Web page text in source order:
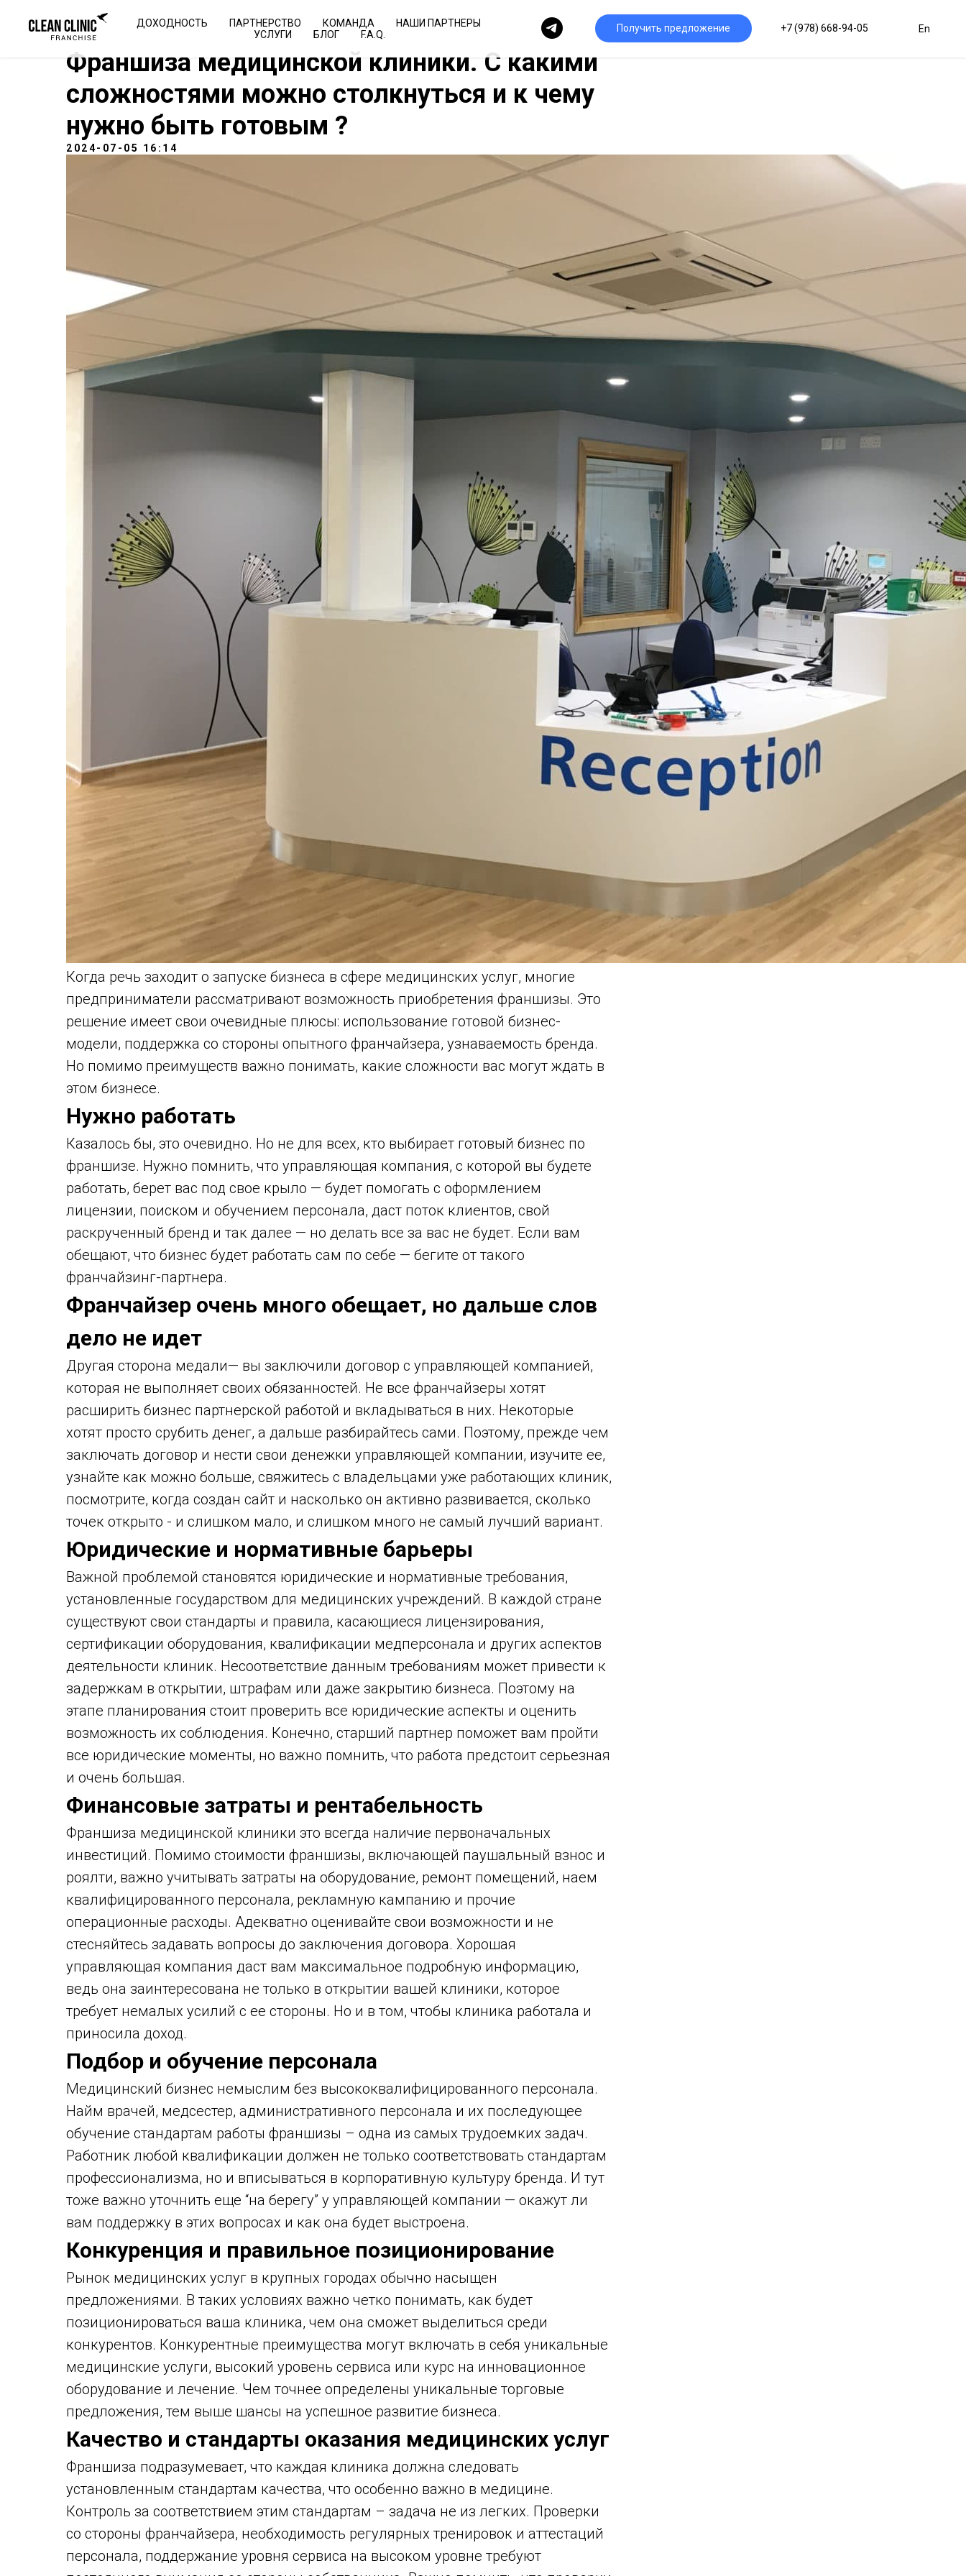
ДОХОДНОСТЬ ПАРТНЕРСТВО КОМАНДА
НАШИ ПАРТНЕРЫ
УСЛУГИ
БЛОГ F.A.Q.
Получить предложение +7 (978) 668-94-05 En
Франшиза медицинской клиники. С какими
сложностями можно столкнуться и к чему
нужно быть готовым ?
2024-07-05 16:14
Когда речь заходит о запуске бизнеса в сфере медицинских услуг, многие
предприниматели рассматривают возможность приобретения франшизы. Это
решение имеет свои очевидные плюсы: использование готовой бизнес-
модели, поддержка со стороны опытного франчайзера, узнаваемость бренда.
Но помимо преимуществ важно понимать, какие сложности вас могут ждать в
этом бизнесе.
Нужно работать
Казалось бы, это очевидно. Но не для всех, кто выбирает готовый бизнес по
франшизе. Нужно помнить, что управляющая компания, с которой вы будете
работать, берет вас под свое крыло — будет помогать с оформлением
лицензии, поиском и обучением персонала, даст поток клиентов, свой
раскрученный бренд и так далее — но делать все за вас не будет. Если вам
обещают, что бизнес будет работать сам по себе — бегите от такого
франчайзинг-партнера.
Франчайзер очень много обещает, но дальше слов
дело не идет
Другая сторона медали— вы заключили договор с управляющей компанией,
которая не выполняет своих обязанностей. Не все франчайзеры хотят
расширить бизнес партнерской работой и вкладываться в них. Некоторые
хотят просто срубить денег, а дальше разбирайтесь сами. Поэтому, прежде чем
заключать договор и нести свои денежки управляющей компании, изучите ее,
узнайте как можно больше, свяжитесь с владельцами уже работающих клиник,
посмотрите, когда создан сайт и насколько он активно развивается, сколько
точек открыто - и слишком мало, и слишком много не самый лучший вариант.
Юридические и нормативные барьеры
Важной проблемой становятся юридические и нормативные требования,
установленные государством для медицинских учреждений. В каждой стране
существуют свои стандарты и правила, касающиеся лицензирования,
сертификации оборудования, квалификации медперсонала и других аспектов
деятельности клиник. Несоответствие данным требованиям может привести к
задержкам в открытии, штрафам или даже закрытию бизнеса. Поэтому на
этапе планирования стоит проверить все юридические аспекты и оценить
возможность их соблюдения. Конечно, старший партнер поможет вам пройти
все юридические моменты, но важно помнить, что работа предстоит серьезная
и очень большая.
Финансовые затраты и рентабельность
Франшиза медицинской клиники это всегда наличие первоначальных
инвестиций. Помимо стоимости франшизы, включающей паушальный взнос и
роялти, важно учитывать затраты на оборудование, ремонт помещений, наем
квалифицированного персонала, рекламную кампанию и прочие
операционные расходы. Адекватно оценивайте свои возможности и не
стесняйтесь задавать вопросы до заключения договора. Хорошая
управляющая компания даст вам максимальное подробную информацию,
ведь она заинтересована не только в открытии вашей клиники, которое
требует немалых усилий с ее стороны. Но и в том, чтобы клиника работала и
приносила доход.
Подбор и обучение персонала
Медицинский бизнес немыслим без высококвалифицированного персонала.
Найм врачей, медсестер, административного персонала и их последующее
обучение стандартам работы франшизы – одна из самых трудоемких задач.
Работник любой квалификации должен не только соответствовать стандартам
профессионализма, но и вписываться в корпоративную культуру бренда. И тут
тоже важно уточнить еще “на берегу” у управляющей компании — окажут ли
вам поддержку в этих вопросах и как она будет выстроена.
Конкуренция и правильное позиционирование
Рынок медицинских услуг в крупных городах обычно насыщен
предложениями. В таких условиях важно четко понимать, как будет
позиционироваться ваша клиника, чем она сможет выделиться среди
конкурентов. Конкурентные преимущества могут включать в себя уникальные
медицинские услуги, высокий уровень сервиса или курс на инновационное
оборудование и лечение. Чем точнее определены уникальные торговые
предложения, тем выше шансы на успешное развитие бизнеса.
Качество и стандарты оказания медицинских услуг
Франшиза подразумевает, что каждая клиника должна следовать
установленным стандартам качества, что особенно важно в медицине.
Контроль за соответствием этим стандартам – задача не из легких. Проверки
со стороны франчайзера, необходимость регулярных тренировок и аттестаций
персонала, поддержание уровня сервиса на высоком уровне требуют